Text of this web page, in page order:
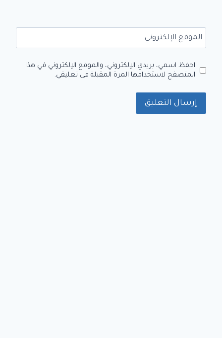
الموقع الإلكتروني
احفظ اسمي، بريدي الإلكتروني، والموقع الإلكتروني في هذا
المتصفح لاستخدامها المرة المقبلة في تعليقي.